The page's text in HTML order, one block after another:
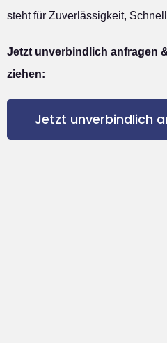
steht für Zuverlässigkeit,
Jetzt unverbindlich anfragen
ziehen:
Jetzt unverbindlich